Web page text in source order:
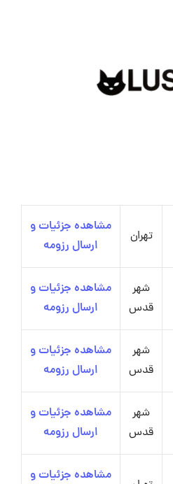
تهران
مشاهده جزئیات و
ارسال رزومه
شهر
قدس
مشاهده جزئیات و
ارسال رزومه
شهر
قدس
مشاهده جزئیات و
ارسال رزومه
شهر
قدس
مشاهده جزئیات و
ارسال رزومه
مشاهده جزئیات و